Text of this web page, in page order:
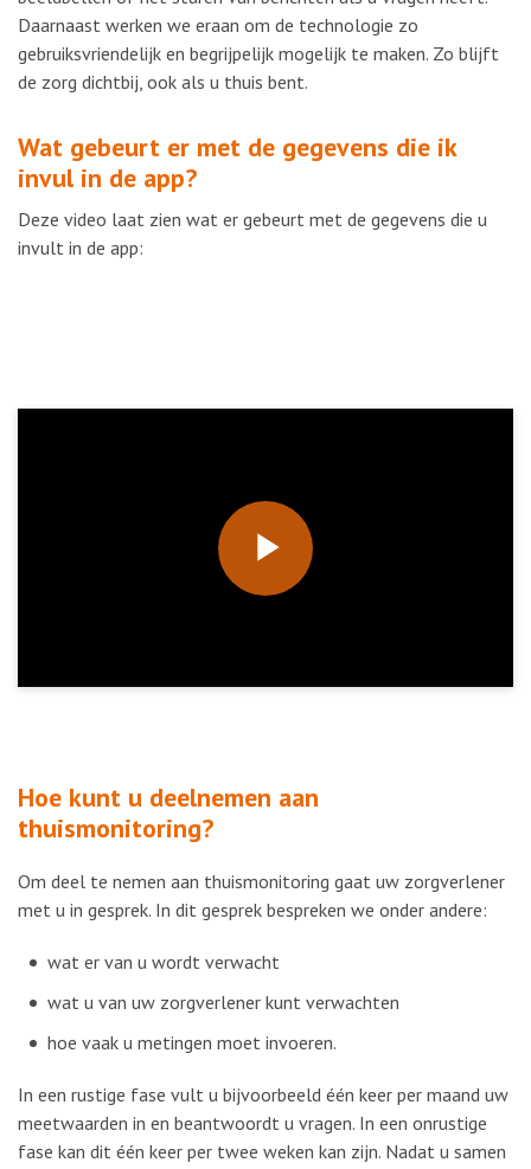
Daarnaast werken we eraan om de technologie zo
gebruiksvriendelijk en begrijpelijk mogelijk te maken. Zo blijft
de zorg dichtbij, ook als u thuis bent.
Wat gebeurt er met de gegevens die ik
invul in de app?
Deze video laat zien wat er gebeurt met de gegevens die u
invult in de app:
Play
Video
Hoe kunt u deelnemen aan
thuismonitoring?
Om deel te nemen aan thuismonitoring gaat uw zorgverlener
met u in gesprek. In dit gesprek bespreken we onder andere:
wat er van u wordt verwacht
wat u van uw zorgverlener kunt verwachten
hoe vaak u metingen moet invoeren.
In een rustige fase vult u bijvoorbeeld één keer per maand uw
meetwaarden in en beantwoordt u vragen. In een onrustige
fase kan dit één keer per twee weken kan zijn. Nadat u samen